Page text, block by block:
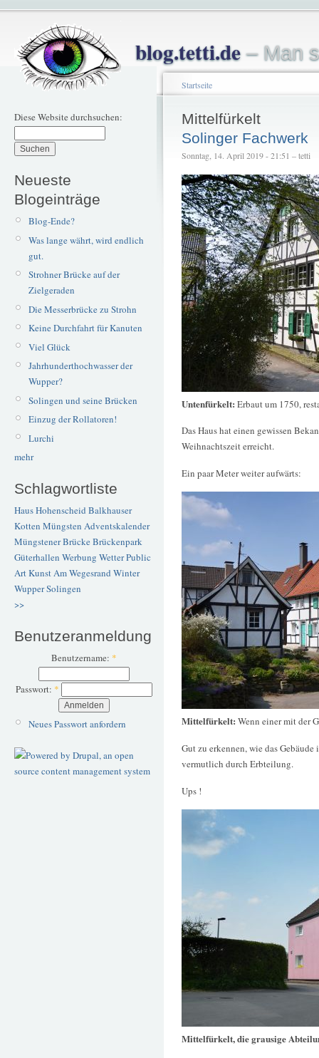
blog.tetti.de– Man
Diese Website durchsuchen:
Neueste
Blogeinträge
Blog-Ende?
Was lange währt, wird endlich
gut.
Strohner Brücke auf der
Zielgeraden
Die Messerbrücke zu Strohn
Keine Durchfahrt für Kanuten
Viel Glück
Jahrhunderthochwasser der
Wupper?
Solingen und seine Brücken
Einzug der Rollatoren!
Lurchi
mehr
Schlagwortliste
Haus Hohenscheid Balkhauser
Kotten Müngsten Adventskalender
Müngstener BrückeBrückenpark
Güterhallen Werbung WetterPublic
ArtKunstAm Wegesrand Winter
WupperSolingen
>>
Benutzeranmeldung
Benutzername: *
Passwort: *
Neues Passwort anfordern
Startseite
Mittelfürkelt
Solinger Fachwerk
Sonntag, 14. April 2019 - 21:51 – tetti
Untenfürkelt: Erbaut um 1750,
Das Haus hat einen gewissen
Weihnachtszeit erreicht.
Ein paar Meter weiter aufwärts:
Mittelfürkelt: Wenn einer mit der
Gut zu erkennen, wie das
vermutlich durch Erbteilung.
Ups !
Mittelfürkelt, die grausige